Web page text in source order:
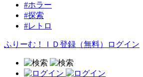
#ホラー
#探索
#レトロ
ふりーむ！ＩＤ登録（無料） ログイン